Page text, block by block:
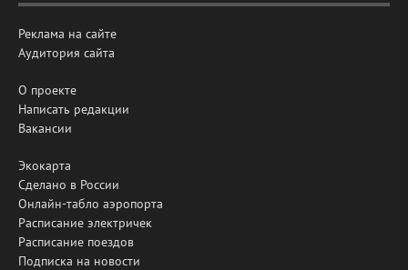
Реклама на сайте
Аудитория сайта
О проекте
Написать редакции
Вакансии
Экокарта
Сделано в России
Онлайн-табло аэропорта
Расписание электричек
Расписание поездов
Подписка на новости